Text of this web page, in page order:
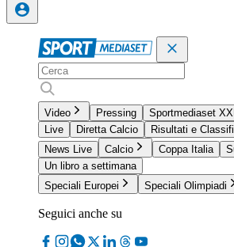
Video Pressing Sportmediaset
Live
Diretta Calcio
Risultati e
News Live
Calcio Coppa Italia
Un libro a settimana
Speciali Europei
Speciali Olimpiadi
Seguici anche su